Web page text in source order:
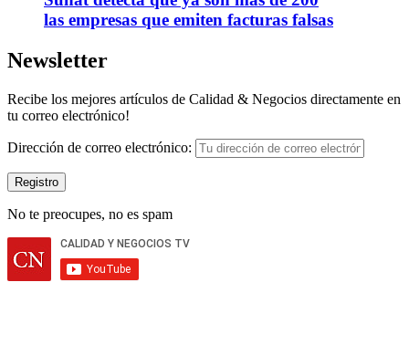
las empresas que emiten facturas falsas
Newsletter
Recibe los mejores artículos de Calidad & Negocios directamente en
tu correo electrónico!
Dirección de correo electrónico:
No te preocupes, no es spam